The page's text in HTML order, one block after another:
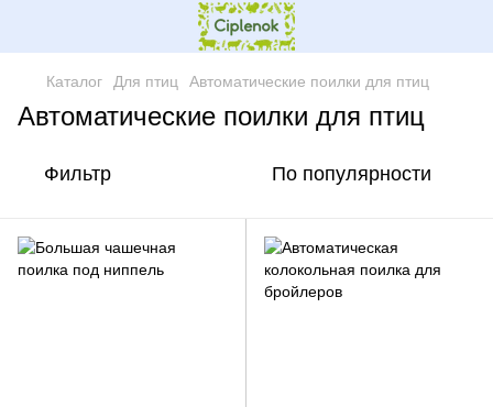
Каталог Для птиц Автоматические поилки для птиц
Автоматические поилки для птиц
Фильтр По популярности